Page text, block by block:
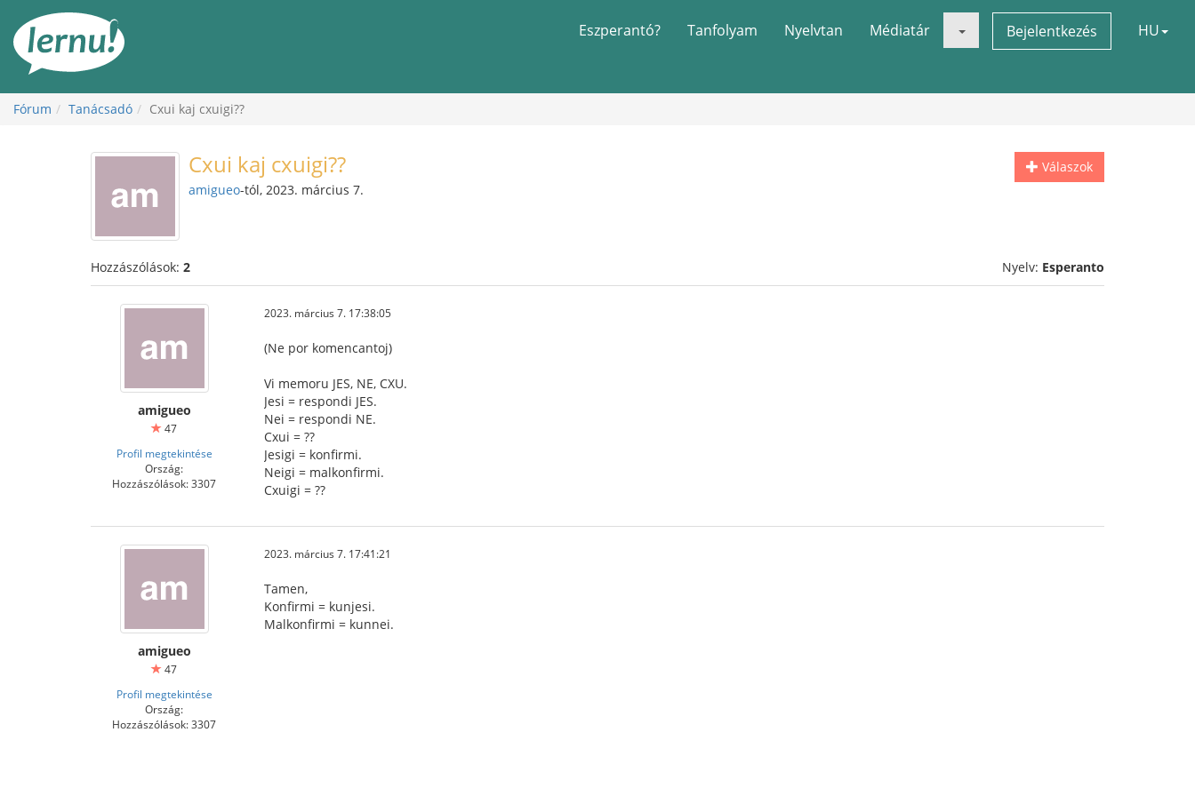
Eszperantó? Tanfolyam Nyelvtan Médiatár Bejelentkezés HU
Fórum Tanácsadó Cxui kaj cxuigi??
Válaszok
Cxui kaj cxuigi??
amigueo-tól, 2023. március 7.
Hozzászólások: 2 Nyelv: Esperanto
amigueo
47
Profil megtekintése
Ország:
Hozzászólások: 3307
2023. március 7. 17:38:05
(Ne por komencantoj)
Vi memoru JES, NE, CXU.
Jesi = respondi JES.
Nei = respondi NE.
Cxui = ??
Jesigi = konfirmi.
Neigi = malkonfirmi.
Cxuigi = ??
amigueo
47
Profil megtekintése
Ország:
Hozzászólások: 3307
2023. március 7. 17:41:21
Tamen,
Konfirmi = kunjesi.
Malkonfirmi = kunnei.